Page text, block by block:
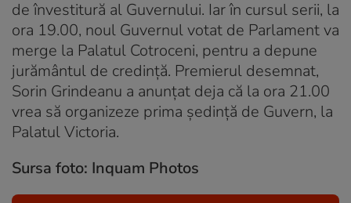
de învestitură al Guvernului. Iar în cursul serii, la
ora 19.00, noul Guvernul votat de Parlament va
merge la Palatul Cotroceni, pentru a depune
jurământul de credință. Premierul desemnat,
Sorin Grindeanu a anunțat deja că la ora 21.00
vrea să organizeze prima ședință de Guvern, la
Palatul Victoria.
Sursa foto: Inquam Photos